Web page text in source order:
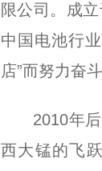
限公司。成
中国电池行
店”而努力奋斗
2010年
西大锰的飞